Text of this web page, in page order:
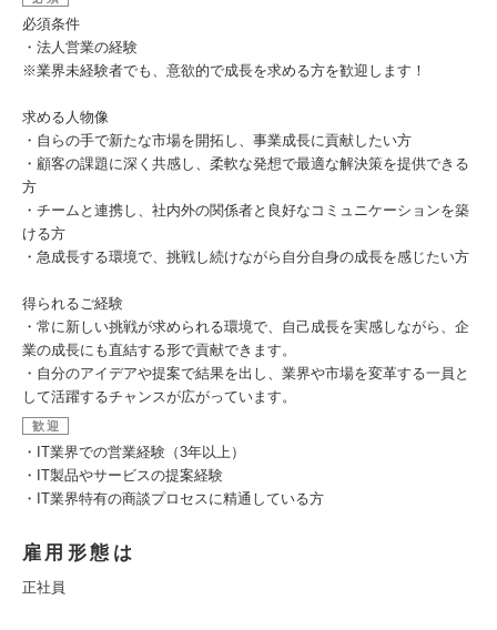
必須条件
・法人営業の経験
※業界未経験者でも、意欲的で成長を求める方を歓迎します！
求める人物像
・自らの手で新たな市場を開拓し、事業成長に貢献したい方
・顧客の課題に深く共感し、柔軟な発想で最適な解決策を提供できる
方
・チームと連携し、社内外の関係者と良好なコミュニケーションを築
ける方
・急成長する環境で、挑戦し続けながら自分自身の成長を感じたい方
得られるご経験
・常に新しい挑戦が求められる環境で、自己成長を実感しながら、企
業の成長にも直結する形で貢献できます。
・自分のアイデアや提案で結果を出し、業界や市場を変革する一員と
して活躍するチャンスが広がっています。
歓迎
・IT業界での営業経験（3年以上）
・IT製品やサービスの提案経験
・IT業界特有の商談プロセスに精通している方
雇用形態は
正社員